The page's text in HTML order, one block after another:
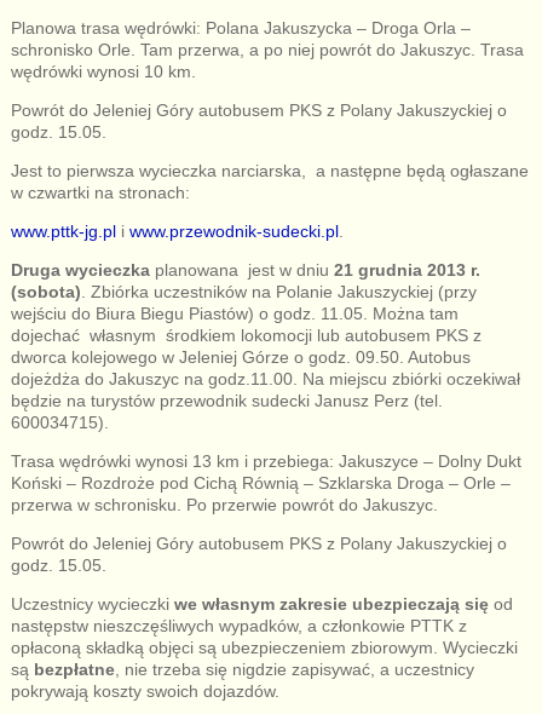
Planowa trasa wędrówki: Polana Jakuszycka – Droga Orla –
schronisko Orle. Tam przerwa, a po niej powrót do Jakuszyc. Trasa
wędrówki wynosi 10 km.
Powrót do Jeleniej Góry autobusem PKS z Polany Jakuszyckiej o
godz. 15.05.
Jest to pierwsza wycieczka narciarska, a następne będą ogłaszane
w czwartki na stronach:
www.pttk-jg.pli www.przewodnik-sudecki.pl.
Druga wycieczkaplanowana jest w dniu 21 grudnia 2013 r.
(sobota) . Zbiórka uczestników na Polanie Jakuszyckiej (przy
wejściu do Biura Biegu Piastów) o godz. 11.05. Można tam
dojechać własnym środkiem lokomocji lub autobusem PKS z
dworca kolejowego w Jeleniej Górze o godz. 09.50. Autobus
dojeżdża do Jakuszyc na godz.11.00. Na miejscu zbiórki oczekiwał
będzie na turystów przewodnik sudecki Janusz Perz (tel.
600034715).
Trasa wędrówki wynosi 13 km i przebiega: Jakuszyce – Dolny Dukt
Koński – Rozdroże pod Cichą Równią – Szklarska Droga – Orle –
przerwa w schronisku. Po przerwie powrót do Jakuszyc.
Powrót do Jeleniej Góry autobusem PKS z Polany Jakuszyckiej o
godz. 15.05.
Uczestnicy wycieczki we własnym zakresie ubezpieczają sięod
następstw nieszczęśliwych wypadków, a członkowie PTTK z
opłaconą składką objęci są ubezpieczeniem zbiorowym. Wycieczki
są bezpłatne, nie trzeba się nigdzie zapisywać, a uczestnicy
pokrywają koszty swoich dojazdów.